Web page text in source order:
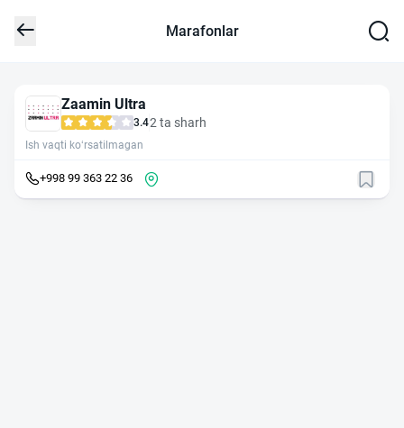
Marafonlar
Zaamin Ultra
3.42 ta sharh
Ish vaqti ko‘rsatilmagan
+998 99 363 22 36